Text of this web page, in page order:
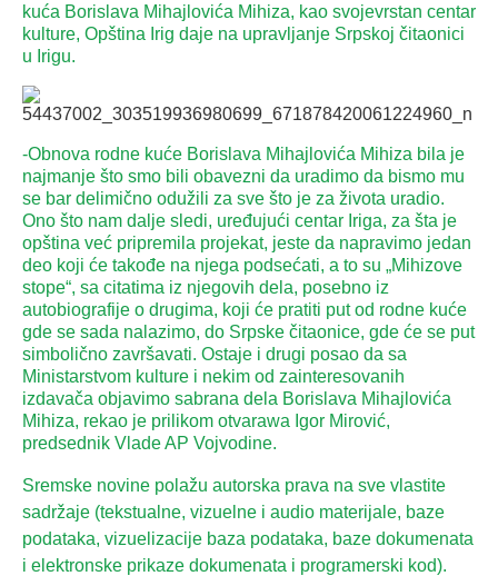
kuća Borislava Mihajlovića Mihiza, kao svojevrstan centar
kulture, Opština Irig daje na upravljanje Srpskoj čitaonici
u Irigu.
-Obnova rodne kuće Borislava Mihajlovića Mihiza bila je
najmanje što smo bili obavezni da uradimo da bismo mu
se bar delimično odužili za sve što je za života uradio.
Ono što nam dalje sledi, uređujući centar Iriga, za šta je
opština već pripremila projekat, jeste da napravimo jedan
deo koji će takođe na njega podsećati, a to su „Mihizove
stope“, sa citatima iz njegovih dela, posebno iz
autobiografije o drugima, koji će pratiti put od rodne kuće
gde se sada nalazimo, do Srpske čitaonice, gde će se put
simbolično završavati. Ostaje i drugi posao da sa
Ministarstvom kulture i nekim od zainteresovanih
izdavača objavimo sabrana dela Borislava Mihajlovića
Mihiza, rekao je prilikom otvarawa Igor Mirović,
predsednik Vlade AP Vojvodine.
Sremske novine polažu autorska prava na sve vlastite
sadržaje (tekstualne, vizuelne i audio materijale, baze
podataka, vizuelizacije baza podataka, baze dokumenata
i elektronske prikaze dokumenata i programerski kod).